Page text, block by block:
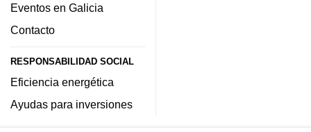
Eventos en Galicia
Contacto
RESPONSABILIDAD SOCIAL
Eficiencia energética
Ayudas para inversiones